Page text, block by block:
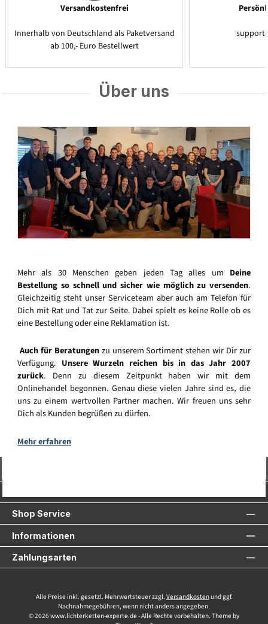
Versandkostenfrei
Innerhalb von Deutschland als Paketversand
ab 100,- Euro Bestellwert
Über uns
Mehr als 30 Menschen geben jeden Tag alles um Deine
Bestellung so schnell und sicher wie möglich zu versenden.
Gleichzeitig steht unser Serviceteam aber auch am Telefon für
Dich mit Rat und Tat zur Seite. Dabei spielt es keine Rolle ob es
eine Bestellung oder eine Reklamation ist.
Auch für Beratungenzu unserem Sortiment stehen wir Dir zur
Verfügung. Unsere Wurzeln reichen bis in das Jahr 2007
zurück. Denn zu diesem Zeitpunkt haben wir mit dem
Onlinehandel begonnen. Genau diese vielen Jahre sind es, die
uns zu einem wertvollen Partner machen. Wir freuen uns sehr
Dich als Kunden begrüßen zu dürfen.
Mehr erfahren
Shop Service
Informationen
Zahlungsarten
Alle Preise inkl. gesetzl. Mehrwertsteuer zzgl. Versandkostenund ggf.
Nachnahmegebühren, wenn nicht anders angegeben.
© 2026 www.lichterketten-experte.de - Alle Rechte vorbehalten. Theme by